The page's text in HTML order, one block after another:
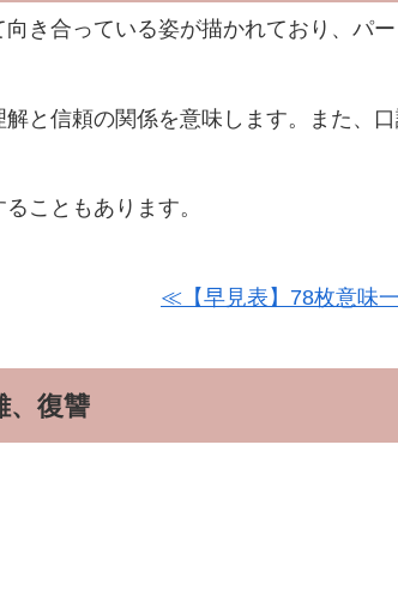
き合っている姿が描かれており、パ
と信頼の関係を意味します。また、
こともあります。
≪【早見表】78枚意味
、復讐